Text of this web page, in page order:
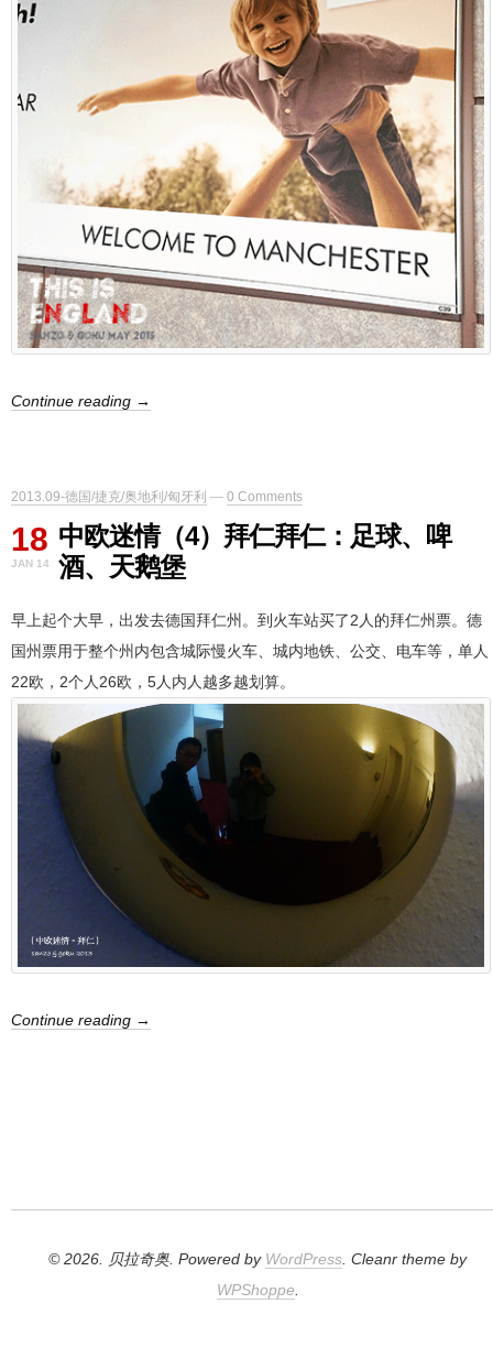
Continue reading →
2013.09-德国/捷克/奥地利/匈牙利 — 0 Comments
18
JAN 14
中欧迷情（4）拜仁拜仁：足球、啤
酒、天鹅堡
早上起个大早，出发去德国拜仁州。到火车站买了2人的拜仁州票。德
国州票用于整个州内包含城际慢火车、城内地铁、公交、电车等，单人
22欧，2个人26欧，5人内人越多越划算。
Continue reading →
© 2026. 贝拉奇奥. Powered by WordPress. Cleanr theme by
WPShoppe.